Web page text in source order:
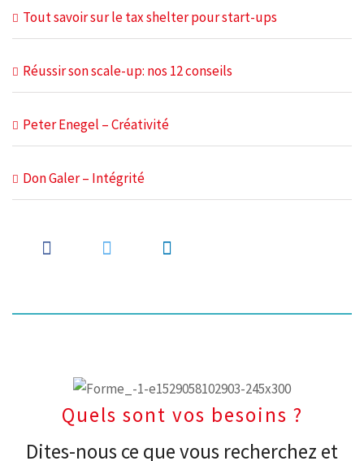
Tout savoir sur le tax shelter pour start-ups
Réussir son scale-up: nos 12 conseils
Peter Enegel – Créativité
Don Galer – Intégrité
Quels sont vos besoins ?
Dites-nous ce que vous recherchez et